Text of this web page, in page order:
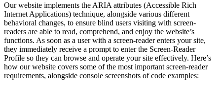
Our website implements the ARIA attributes (Accessible Rich
Internet Applications) technique, alongside various different
behavioral changes, to ensure blind users visiting with screen-
readers are able to read, comprehend, and enjoy the website’s
functions. As soon as a user with a screen-reader enters your site,
they immediately receive a prompt to enter the Screen-Reader
Profile so they can browse and operate your site effectively. Here’s
how our website covers some of the most important screen-reader
requirements, alongside console screenshots of code examples: